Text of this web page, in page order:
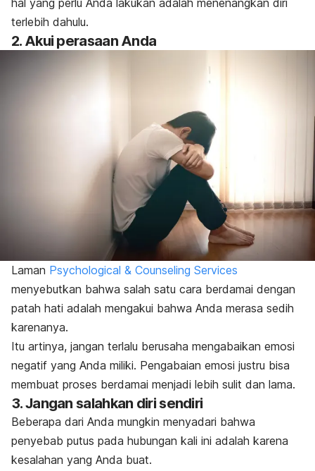
hal yang perlu Anda lakukan adalah menenangkan diri
terlebih dahulu.
2. Akui perasaan Anda
Laman Psychological & Counseling Services
menyebutkan bahwa salah satu cara berdamai dengan
patah hati adalah mengakui bahwa Anda merasa sedih
karenanya.
Itu artinya, jangan terlalu berusaha mengabaikan emosi
negatif yang Anda miliki. Pengabaian emosi justru bisa
membuat proses berdamai menjadi lebih sulit dan lama.
3. Jangan salahkan diri sendiri
Beberapa dari Anda mungkin menyadari bahwa
penyebab putus pada hubungan kali ini adalah karena
kesalahan yang Anda buat.